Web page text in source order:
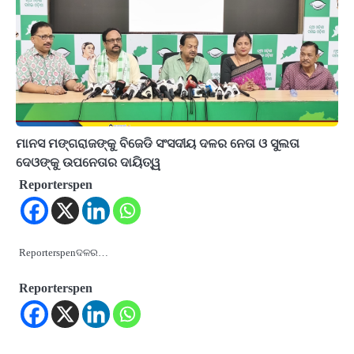
ମାନସ ମଙ୍ଗରାଜଙ୍କୁ ବିଜେଡି ସଂସଦୀୟ ଦଳର ନେତା ଓ ସୁଲତା
ଦେଓଙ୍କୁ ଉପନେତାର ଦାୟିତ୍ୱ
Reporterspen
Reporterspenଦଳର…
Reporterspen